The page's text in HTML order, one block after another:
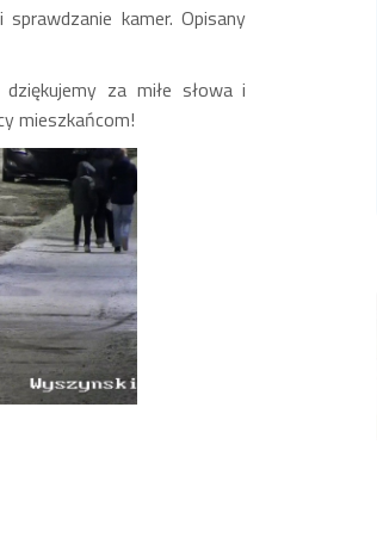
kamer. Opisany
za miłe słowa i
mieszkańcom!